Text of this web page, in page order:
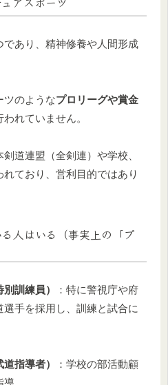
あり、精神修養や人間形成
ツのようなプロリーグや賞金
れていません。
道連盟（全剣連）や学校、
ており、営利目的ではあり
人はいる（事実上の「プ
訓練員）
：特に警視庁や府
手を採用し、訓練と試合に
指導者）
：学校の部活動顧